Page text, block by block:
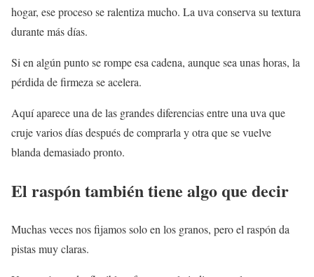
hogar, ese proceso se ralentiza mucho. La uva conserva su textura
durante más días.
Si en algún punto se rompe esa cadena, aunque sea unas horas, la
pérdida de firmeza se acelera.
Aquí aparece una de las grandes diferencias entre una uva que
cruje varios días después de comprarla y otra que se vuelve
blanda demasiado pronto.
El raspón también tiene algo que decir
Muchas veces nos fijamos solo en los granos, pero el raspón da
pistas muy claras.